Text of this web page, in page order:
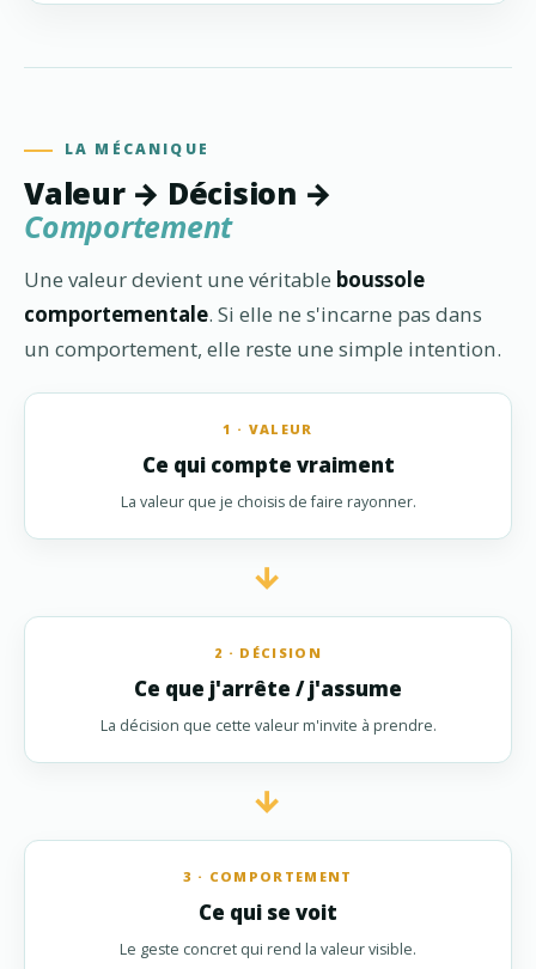
LA MÉCANIQUE
Valeur → Décision →
Comportement
Une valeur devient une véritable boussole
comportementale. Si elle ne s'incarne pas dans
un comportement, elle reste une simple intention.
1 · VALEUR
Ce qui compte vraiment
La valeur que je choisis de faire rayonner.
→
2 · DÉCISION
Ce que j'arrête / j'assume
La décision que cette valeur m'invite à prendre.
→
3 · COMPORTEMENT
Ce qui se voit
Le geste concret qui rend la valeur visible.